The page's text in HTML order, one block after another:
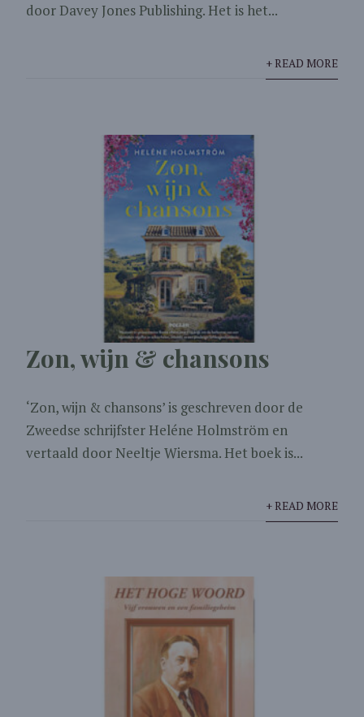
door Davey Jones Publishing. Het is het...
+ READ MORE
Zon, wijn & chansons
‘Zon, wijn & chansons’ is geschreven door de
Zweedse schrijfster Heléne Holmström en
vertaald door Neeltje Wiersma. Het boek is...
+ READ MORE